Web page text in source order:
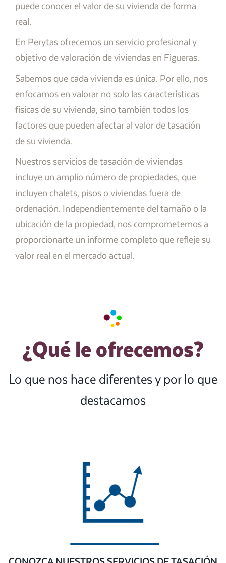
puede conocer el valor de su vivienda de forma
real.
En Perytas ofrecemos un servicio profesional y
objetivo de valoración de viviendas en Figueras.
Sabemos que cada vivienda es única. Por ello, nos
enfocamos en valorar no solo las características
físicas de su vivienda, sino también todos los
factores que pueden afectar al valor de tasación
de su vivienda.
Nuestros servicios de tasación de viviendas
incluye un amplio número de propiedades, que
incluyen chalets, pisos o viviendas fuera de
ordenación. Independientemente del tamaño o la
ubicación de la propiedad, nos comprometemos a
proporcionarte un informe completo que refleje su
valor real en el mercado actual.
¿Qué le ofrecemos?
Lo que nos hace diferentes y por lo que
destacamos